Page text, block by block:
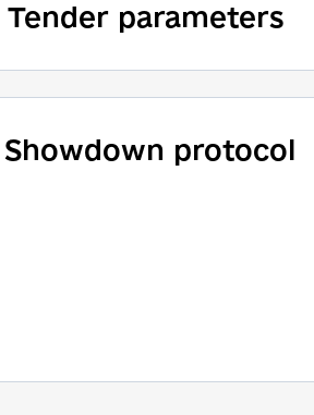
Tender parameters
Showdown protocol